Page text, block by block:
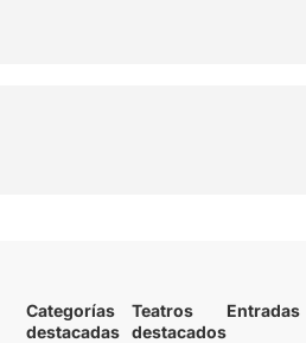
Categorías
destacadas
Teatros
destacados
Entradas